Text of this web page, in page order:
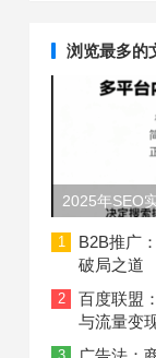
浏览最多的
2025年SEO
长度与结构
1
B2B推广
破局之道
2
百度联盟
与流量变